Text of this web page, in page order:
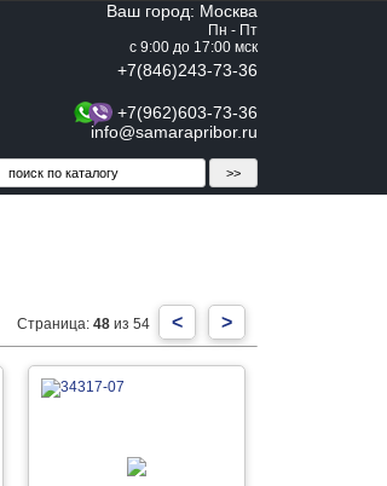
Ваш город: Москва
Пн - Пт
с 9:00 до 17:00 мск
+7(846)243-73-36
+7(962)603-73-36
info@samarapribor.ru
>
<
Страница: 48 из 54